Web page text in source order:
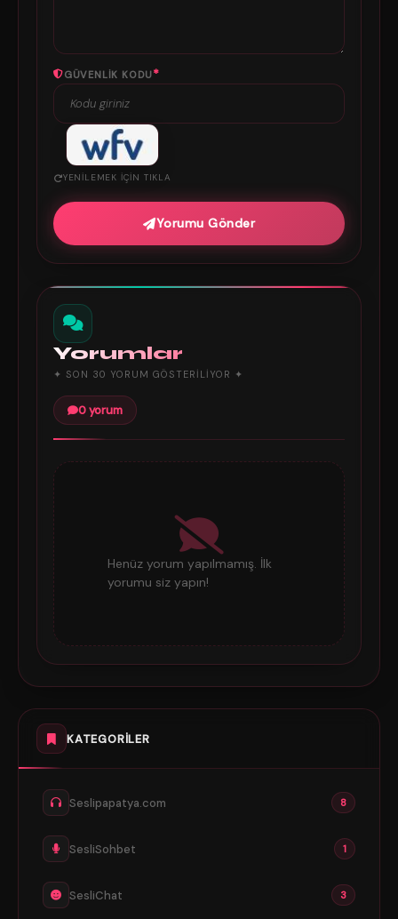
GÜVENLIK KODU*
YENILEMEK IÇIN TIKLA
Yorumu Gönder
Yorumlar
✦ SON 30 YORUM GÖSTERILIYOR ✦
0 yorum
Henüz yorum yapılmamış. İlk
yorumu siz yapın!
KATEGORILER
Seslipapatya.com 8
SesliSohbet 1
SesliChat 3